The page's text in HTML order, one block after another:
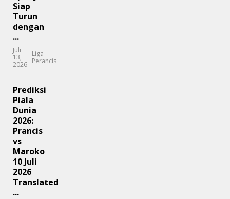
Siap
Turun
dengan
...
Juli
13,
2026
- Liga
Perancis
Prediksi
Piala
Dunia
2026:
Prancis
vs
Maroko
10 Juli
2026
Translated
...